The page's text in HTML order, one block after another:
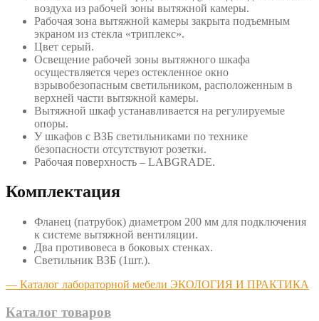
воздуха из рабочей зоны вытяжной камеры.
Рабочая зона вытяжной камеры закрыта подъемным
экраном из стекла «триплекс».
Цвет серый.
Освещение рабочей зоны вытяжного шкафа
осуществляется через остекленное окно
взрывобезопасным светильником, расположенным в
верхней части вытяжной камеры.
Вытяжной шкаф устанавливается на регулируемые
опоры.
У шкафов с ВЗБ светильниками по технике
безопасности отсутствуют розетки.
Рабочая поверхность – LABGRADE.
Комплектация
Фланец (патрубок) диаметром 200 мм для подключения
к системе вытяжной вентиляции.
Два противовеса в боковых стенках.
Светильник ВЗБ (1шт.).
— Каталог лабораторной мебели ЭКОЛОГИЯ И ПРАКТИКА
Каталог товаров